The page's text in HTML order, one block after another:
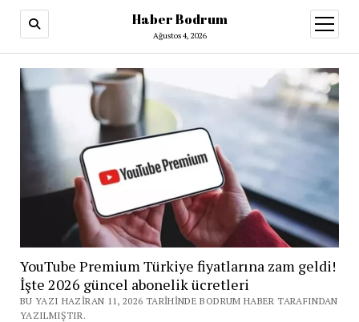
Haber Bodrum
Ağustos 4, 2026
aç
YouTube Premium Türkiye fiyatlarına zam geldi!
İşte 2026 güncel abonelik ücretleri
BU YAZI HAZIRAN 11, 2026 TARIHINDE BODRUM HABER TARAFINDAN
YAZILMIŞTIR.